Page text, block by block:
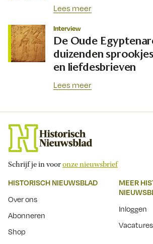
Lees meer
Interview
De Oude
duizenden
en liefdesbrieven
Lees meer
Schrijf je in vooronze nieuwsbrief
HISTORISCH NIEUWSBLAD
Over ons
Abonneren
Shop
MEER
Inloggen
Vacatures